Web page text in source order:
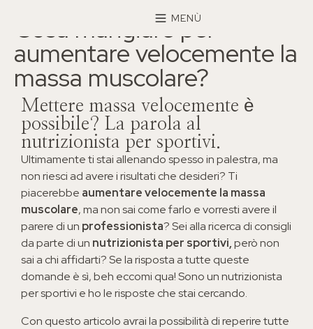
MENÙ
Cosa mangiare per
aumentare velocemente la
massa muscolare?
Mettere massa velocemente è
possibile? La parola al
nutrizionista per sportivi.
Ultimamente ti stai allenando spesso in palestra, ma
non riesci ad avere i risultati che desideri? Ti
piacerebbe aumentare velocemente la massa
muscolare, ma non sai come farlo e vorresti avere il
parere di un professionista? Sei alla ricerca di consigli
da parte di un nutrizionista per sportivi,però non
sai a chi affidarti? Se la risposta a tutte queste
domande è sì, beh eccomi qua! Sono un nutrizionista
per sportivi e ho le risposte che stai cercando.
Con questo articolo avrai la possibilità di reperire tutte